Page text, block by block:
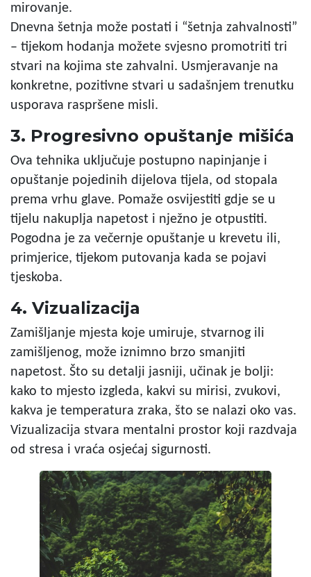
mirovanje.
Dnevna šetnja može postati i “šetnja zahvalnosti”
– tijekom hodanja možete svjesno promotriti tri
stvari na kojima ste zahvalni. Usmjeravanje na
konkretne, pozitivne stvari u sadašnjem trenutku
usporava raspršene misli.
3. Progresivno opuštanje mišića
Ova tehnika uključuje postupno napinjanje i
opuštanje pojedinih dijelova tijela, od stopala
prema vrhu glave. Pomaže osvijestiti gdje se u
tijelu nakuplja napetost i nježno je otpustiti.
Pogodna je za večernje opuštanje u krevetu ili,
primjerice, tijekom putovanja kada se pojavi
tjeskoba.
4. Vizualizacija
Zamišljanje mjesta koje umiruje, stvarnog ili
zamišljenog, može iznimno brzo smanjiti
napetost. Što su detalji jasniji, učinak je bolji:
kako to mjesto izgleda, kakvi su mirisi, zvukovi,
kakva je temperatura zraka, što se nalazi oko vas.
Vizualizacija stvara mentalni prostor koji razdvaja
od stresa i vraća osjećaj sigurnosti.